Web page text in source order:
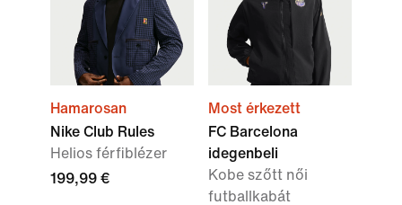
Hamarosan
Nike Club Rules
Helios férfiblézer
199,99 €
Most érkezett
FC Barcelona
idegenbeli
Kobe szőtt női
futballkabát